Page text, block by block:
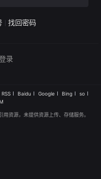
找回密码
录
RSS Baidu Google Bing
so
资源，未提供资源上传、存储服务。